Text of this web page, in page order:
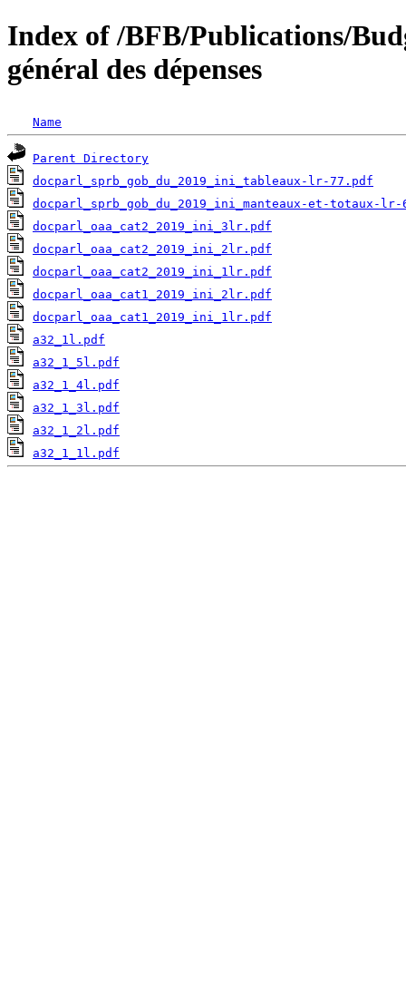
Index of /BFB/Publications/
général des dépenses
Name
Parent Directory
docparl_sprb_gob_du_2019_ini_tableaux-lr-77.pdf
docparl_sprb_gob_du_2019_ini_manteaux-et-totaux-
docparl_oaa_cat2_2019_ini_3lr.pdf
docparl_oaa_cat2_2019_ini_2lr.pdf
docparl_oaa_cat2_2019_ini_1lr.pdf
docparl_oaa_cat1_2019_ini_2lr.pdf
docparl_oaa_cat1_2019_ini_1lr.pdf
a32_1l.pdf
a32_1_5l.pdf
a32_1_4l.pdf
a32_1_3l.pdf
a32_1_2l.pdf
a32_1_1l.pdf